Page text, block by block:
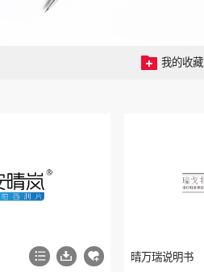
我的收藏
晴万瑞说明书